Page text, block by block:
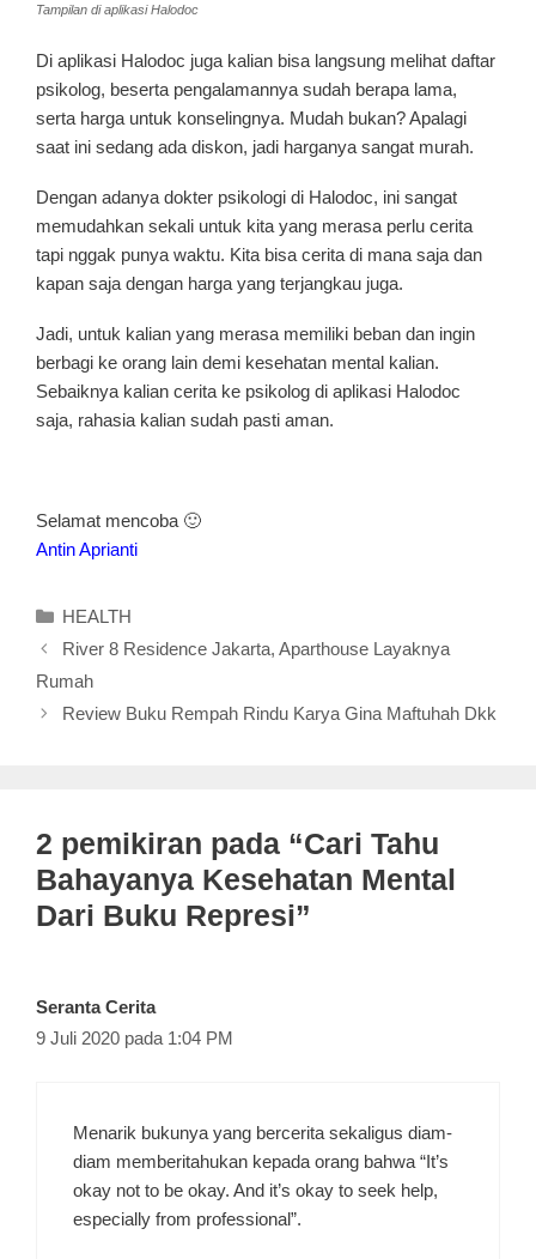
Tampilan di aplikasi Halodoc
Di aplikasi Halodoc juga kalian bisa langsung melihat daftar
psikolog, beserta pengalamannya sudah berapa lama,
serta harga untuk konselingnya. Mudah bukan? Apalagi
saat ini sedang ada diskon, jadi harganya sangat murah.
Dengan adanya dokter psikologi di Halodoc, ini sangat
memudahkan sekali untuk kita yang merasa perlu cerita
tapi nggak punya waktu. Kita bisa cerita di mana saja dan
kapan saja dengan harga yang terjangkau juga.
Jadi, untuk kalian yang merasa memiliki beban dan ingin
berbagi ke orang lain demi kesehatan mental kalian.
Sebaiknya kalian cerita ke psikolog di aplikasi Halodoc
saja, rahasia kalian sudah pasti aman.
Selamat mencoba 🙂
Antin Aprianti
Kategori
HEALTH
River 8 Residence Jakarta, Aparthouse Layaknya
Rumah
Review Buku Rempah Rindu Karya Gina Maftuhah Dkk
2 pemikiran pada “Cari Tahu
Bahayanya Kesehatan Mental
Dari Buku Represi”
Seranta Cerita
9 Juli 2020 pada 1:04 PM
Menarik bukunya yang bercerita sekaligus diam-
diam memberitahukan kepada orang bahwa “It’s
okay not to be okay. And it’s okay to seek help,
especially from professional”.